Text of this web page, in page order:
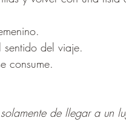
del viaje.
consume.
de llegar a un